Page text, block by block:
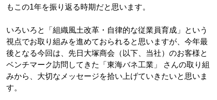
もこの1年を振り返る時期だと思います。
いろいろと「組織風土改革・自律的な従業員育成」という
視点でお取り組みを進めておられると思いますが、今年最
後となる今回は、先日大塚商会（以下、当社）のお客様と
ベンチマーク訪問してきた「東海バネ工業」 さんの取り組
みから、大切なメッセージを拾い上げていきたいと思いま
す。